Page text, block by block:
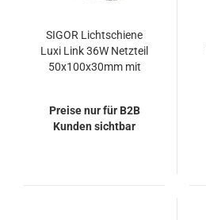
SIGOR Lichtschiene
Luxi Link 36W Netzteil
50x100x30mm mit
Preise nur für B2B
Kunden sichtbar